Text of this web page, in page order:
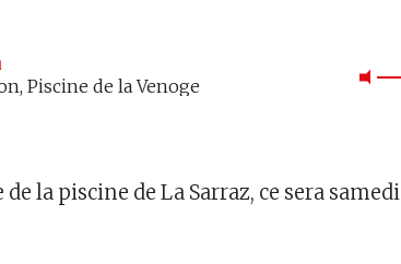
Piscine de la Venoge
la piscine de La Sarraz, ce sera samedi